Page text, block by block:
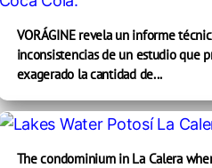
VORÁGINE revela un informe
inconsistencias de un estudio que
exagerado la cantidad de...
The condominium in La Calera